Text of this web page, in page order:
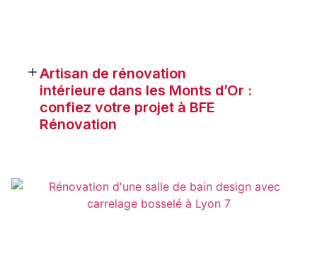
Artisan de rénovation
intérieure dans les Monts d’Or :
confiez votre projet à BFE
Rénovation